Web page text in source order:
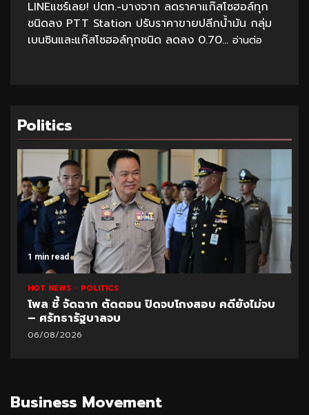
LINEแชร์เลย! ปตท.-บางจาก ลดราคาแก๊สโซฮอล์ทุก
ชนิดลง PTT Station ปรับราคาขายปลีกน้ำมัน กลุ่ม
เบนซินและแก๊สโซฮอล์ทุกชนิด ลดลง 0.70... อ่านต่อ
Politics
1 min read
HOT NEWS POLITICS
ตั้งกรรมการสอบ “หน.อุทยานสิมิลัน” อนุญาต
“อ.วีระ” พักแรมฝ่าฝืนประกาศ
06/08/2026
Business Movement